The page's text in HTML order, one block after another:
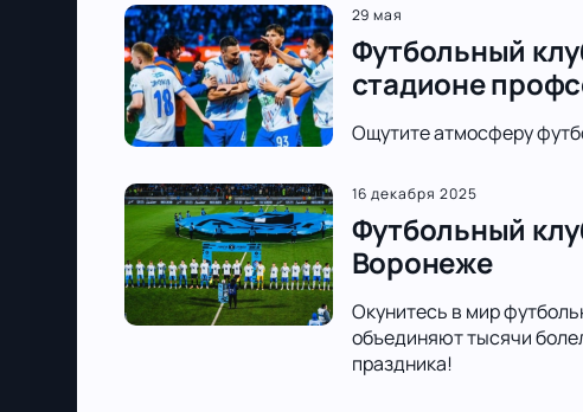
29 мая
Футбольный
стадионе
Ощутите атмосферу
16 декабря 2025
Футбольный
Воронеже
Окунитесь в мир
объединяют тысячи
праздника!